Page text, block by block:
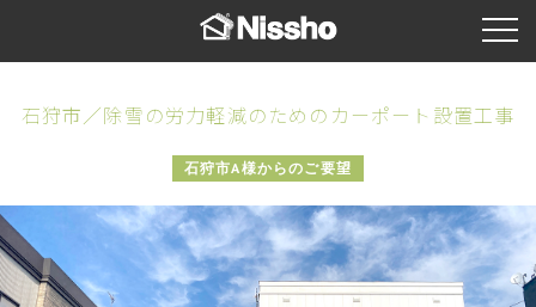
石狩市／除雪の労力軽減のためのカーポート設置工事
石狩市A様からのご要望